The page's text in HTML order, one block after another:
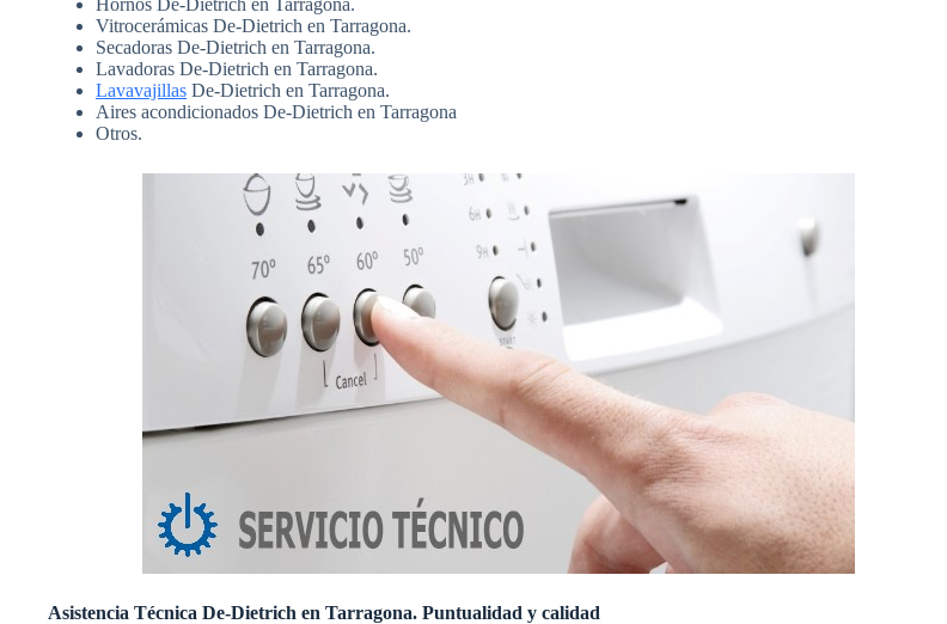
Vitrocerámicas De-Dietrich en Tarragona.
Secadoras De-Dietrich en Tarragona.
Lavadoras De-Dietrich en Tarragona.
Lavavajillas De-Dietrich en Tarragona.
Aires acondicionados De-Dietrich en Tarragona
Otros.
Asistencia Técnica De-Dietrich en Tarragona. Puntualidad y calidad